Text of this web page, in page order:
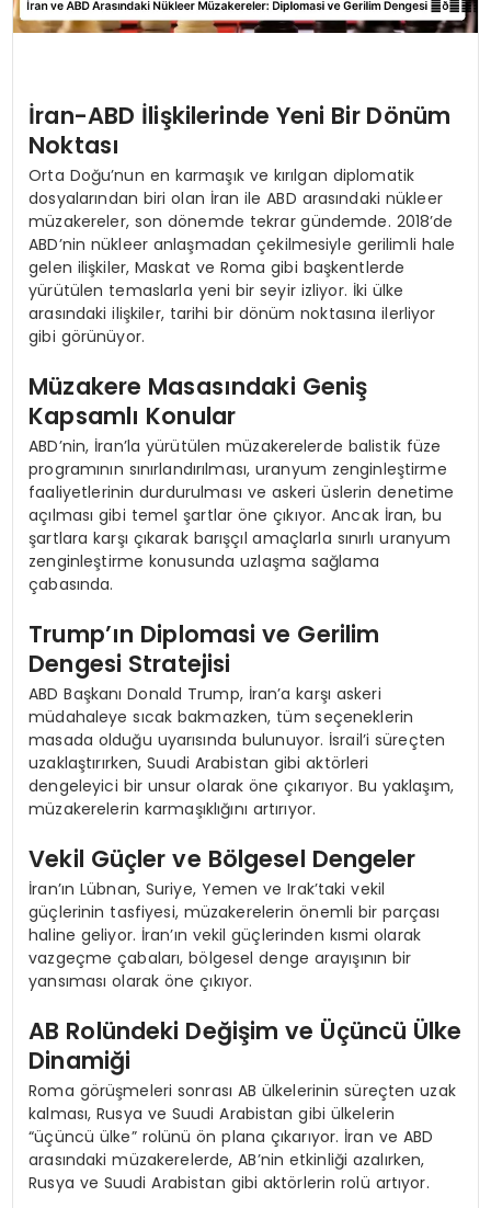
İran-ABD İlişkilerinde Yeni Bir Dönüm
Noktası
Orta Doğu’nun en karmaşık ve kırılgan diplomatik
dosyalarından biri olan İran ile ABD arasındaki nükleer
müzakereler, son dönemde tekrar gündemde. 2018’de
ABD’nin nükleer anlaşmadan çekilmesiyle gerilimli hale
gelen ilişkiler, Maskat ve Roma gibi başkentlerde
yürütülen temaslarla yeni bir seyir izliyor. İki ülke
arasındaki ilişkiler, tarihi bir dönüm noktasına ilerliyor
gibi görünüyor.
Müzakere Masasındaki Geniş
Kapsamlı Konular
ABD’nin, İran’la yürütülen müzakerelerde balistik füze
programının sınırlandırılması, uranyum zenginleştirme
faaliyetlerinin durdurulması ve askeri üslerin denetime
açılması gibi temel şartlar öne çıkıyor. Ancak İran, bu
şartlara karşı çıkarak barışçıl amaçlarla sınırlı uranyum
zenginleştirme konusunda uzlaşma sağlama
çabasında.
Trump’ın Diplomasi ve Gerilim
Dengesi Stratejisi
ABD Başkanı Donald Trump, İran’a karşı askeri
müdahaleye sıcak bakmazken, tüm seçeneklerin
masada olduğu uyarısında bulunuyor. İsrail’i süreçten
uzaklaştırırken, Suudi Arabistan gibi aktörleri
dengeleyici bir unsur olarak öne çıkarıyor. Bu yaklaşım,
müzakerelerin karmaşıklığını artırıyor.
Vekil Güçler ve Bölgesel Dengeler
İran’ın Lübnan, Suriye, Yemen ve Irak’taki vekil
güçlerinin tasfiyesi, müzakerelerin önemli bir parçası
haline geliyor. İran’ın vekil güçlerinden kısmi olarak
vazgeçme çabaları, bölgesel denge arayışının bir
yansıması olarak öne çıkıyor.
AB Rolündeki Değişim ve Üçüncü Ülke
Dinamiği
Roma görüşmeleri sonrası AB ülkelerinin süreçten uzak
kalması, Rusya ve Suudi Arabistan gibi ülkelerin
“üçüncü ülke” rolünü ön plana çıkarıyor. İran ve ABD
arasındaki müzakerelerde, AB’nin etkinliği azalırken,
Rusya ve Suudi Arabistan gibi aktörlerin rolü artıyor.